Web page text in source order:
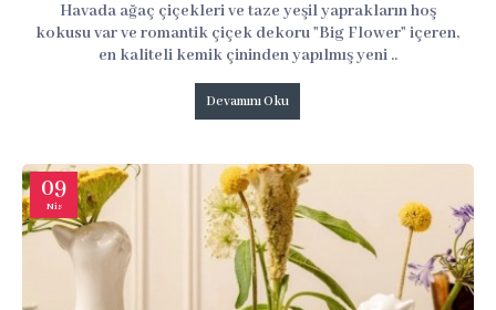
Havada ağaç çiçekleri ve taze yeşil yaprakların hoş
kokusu var ve romantik çiçek dekoru "Big Flower" içeren,
en kaliteli kemik çininden yapılmış yeni ..
Devamını Oku
09
Nis